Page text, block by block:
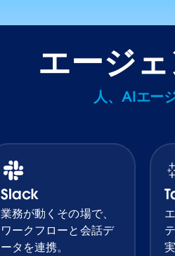
エージ
人、AIエー
Slack
業務が動くその場で、
ワークフローと会話デ
ータを連携。